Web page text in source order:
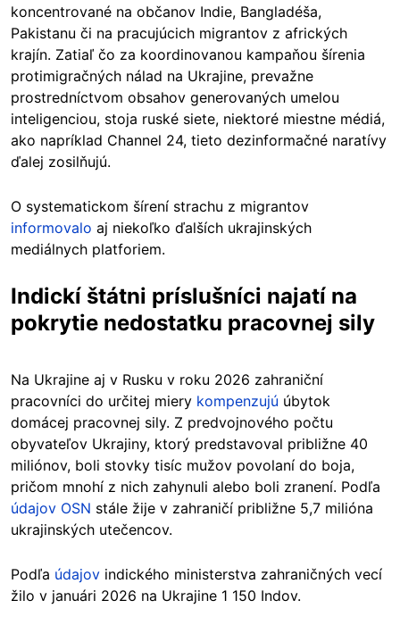
koncentrované na občanov Indie, Bangladéša,
Pakistanu či na pracujúcich migrantov z afrických
krajín. Zatiaľ čo za koordinovanou kampaňou šírenia
protimigračných nálad na Ukrajine, prevažne
prostredníctvom obsahov generovaných umelou
inteligenciou, stoja ruské siete, niektoré miestne médiá,
ako napríklad Channel 24, tieto dezinformačné naratívy
ďalej zosilňujú.
O systematickom šírení strachu z migrantov
informovalo aj niekoľko ďalších ukrajinských
mediálnych platforiem.
Indickí štátni príslušníci najatí na
pokrytie nedostatku pracovnej sily
Na Ukrajine aj v Rusku v roku 2026 zahraniční
pracovníci do určitej miery kompenzujú úbytok
domácej pracovnej sily. Z predvojnového počtu
obyvateľov Ukrajiny, ktorý predstavoval približne 40
miliónov, boli stovky tisíc mužov povolaní do boja,
pričom mnohí z nich zahynuli alebo boli zranení. Podľa
údajov OSN stále žije v zahraničí približne 5,7 milióna
ukrajinských utečencov.
Podľa údajov indického ministerstva zahraničných vecí
žilo v januári 2026 na Ukrajine 1 150 Indov.